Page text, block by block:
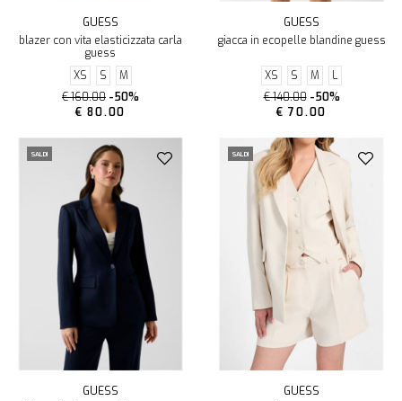
GUESS
blazer con vita elasticizzata carla
guess
XS
S
M
€ 160.00 -50%
€ 80.00
GUESS
giacca in ecopelle blandine guess
XS S M
L
€ 140.00 -50%
€ 70.00
SALDI
GUESS
SALDI
GUESS